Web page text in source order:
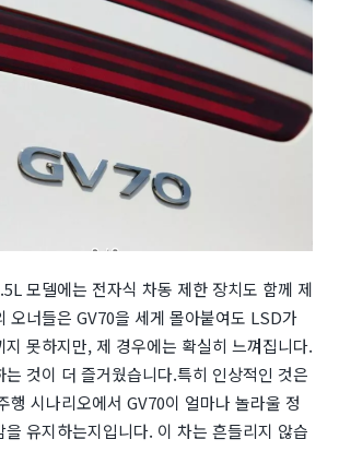
모델에는 전자식 차동 제한 장치도 함께 제
오너들은 GV70을 세게 몰아붙여도 LSD가
못하지만, 제 경우에는 확실히 느껴집니다.
는 것이 더 즐거웠습니다.특히 인상적인 것은
행 시나리오에서 GV70이 얼마나 놀라울 정
유지하는지입니다. 이 차는 흔들리지 않습